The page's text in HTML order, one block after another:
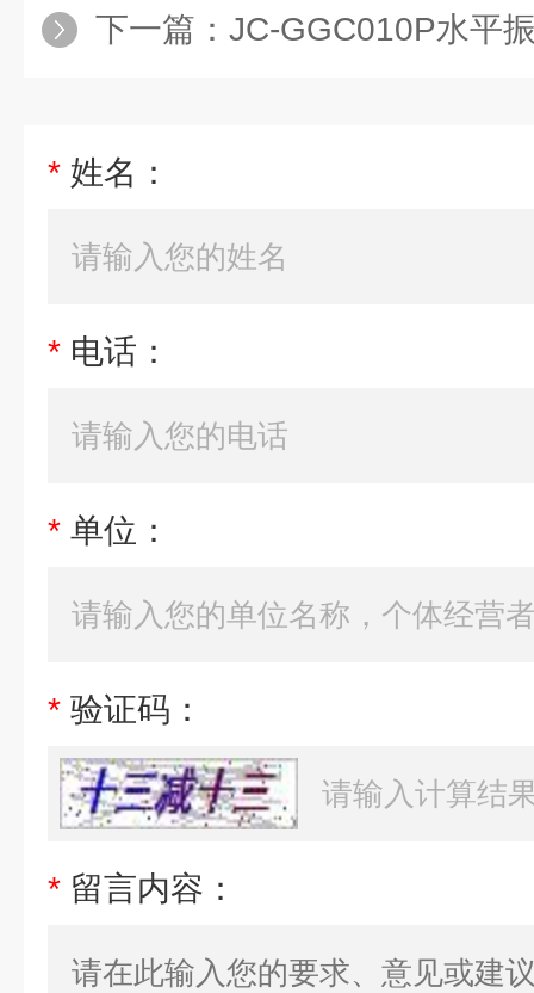
下一篇： JC-GGC010P水平
* 姓名：
* 电话：
* 单位：
* 验证码：
* 留言内容：